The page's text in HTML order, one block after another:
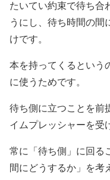
たいてい約束で待ち合
うにし、待ち時間の間
けです。
本を持ってくるという
に使うためです。
待ち側に立つことを前
イムプレッシャーを受
常に「待ち側」に回る
間にどうするか」を考